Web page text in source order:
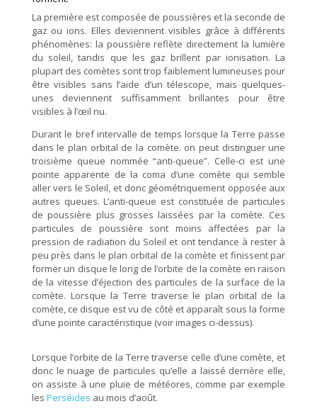
La première est composée de poussières et la seconde de
gaz ou ions. Elles deviennent visibles grâce à différents
phénomènes: la poussière reflète directement la lumière
du soleil, tandis que les gaz brillent par ionisation. La
plupart des comètes sont trop faiblement lumineuses pour
être visibles sans l’aide d’un télescope, mais quelques-
unes deviennent suffisamment brillantes pour être
visibles à l’œil nu.
Durant le bref intervalle de temps lorsque la Terre passe
dans le plan orbital de la comète. on peut distinguer une
troisième queue nommée “anti-queue”. Celle-ci est une
pointe apparente de la coma d’une comète qui semble
aller vers le Soleil, et donc géométriquement opposée aux
autres queues. L’anti-queue est constituée de particules
de poussière plus grosses laissées par la comète. Ces
particules de poussière sont moins affectées par la
pression de radiation du Soleil et ont tendance à rester à
peu près dans le plan orbital de la comète et finissent par
former un disque le long de l’orbite de la comète en raison
de la vitesse d’éjection des particules de la surface de la
comète. Lorsque la Terre traverse le plan orbital de la
comète, ce disque est vu de côté et apparaît sous la forme
d’une pointe caractéristique (voir images ci-dessus).
Lorsque l’orbite de la Terre traverse celle d’une comète, et
donc le nuage de particules qu’elle a laissé derrière elle,
on assiste à une pluie de météores, comme par exemple
les Perséides au mois d’août.